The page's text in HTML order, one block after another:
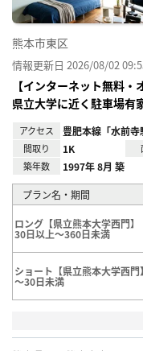
熊本市東区
情報更新日 2026/08/02
【インターネット無料
県立大学に近く駐車場有
アクセス 豊肥本線「水前寺
間取り 1K
築年数 1997年 8月 築
プラン名・期間
ロング【県立熊本大学西門】
30日以上～360日未満
ショート【県立熊本大学西門】
～30日未満